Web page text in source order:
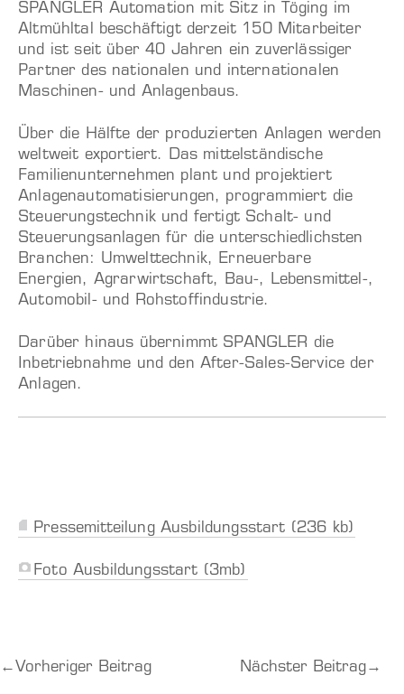
SPANGLER Automation mit Sitz in Töging im
Altmühltal beschäftigt derzeit 150 Mitarbeiter
und ist seit über 40 Jahren ein zuverlässiger
Partner des nationalen und internationalen
Maschinen- und Anlagenbaus.
Über die Hälfte der produzierten Anlagen werden
weltweit exportiert. Das mittelständische
Familienunternehmen plant und projektiert
Anlagenautomatisierungen, programmiert die
Steuerungstechnik und fertigt Schalt- und
Steuerungsanlagen für die unterschiedlichsten
Branchen: Umwelttechnik, Erneuerbare
Energien, Agrarwirtschaft, Bau-, Lebensmittel-,
Automobil- und Rohstoffindustrie.
Darüber hinaus übernimmt SPANGLER die
Inbetriebnahme und den After-Sales-Service der
Anlagen.
Pressemitteilung Ausbildungsstart (236 kb)
Foto Ausbildungsstart (3mb)
← Vorheriger Beitrag Nächster Beitrag→